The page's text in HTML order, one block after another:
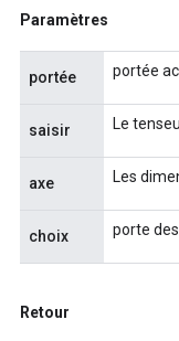
Paramètres
portée portée
saisir Le
axe Les
choix porte
Retour